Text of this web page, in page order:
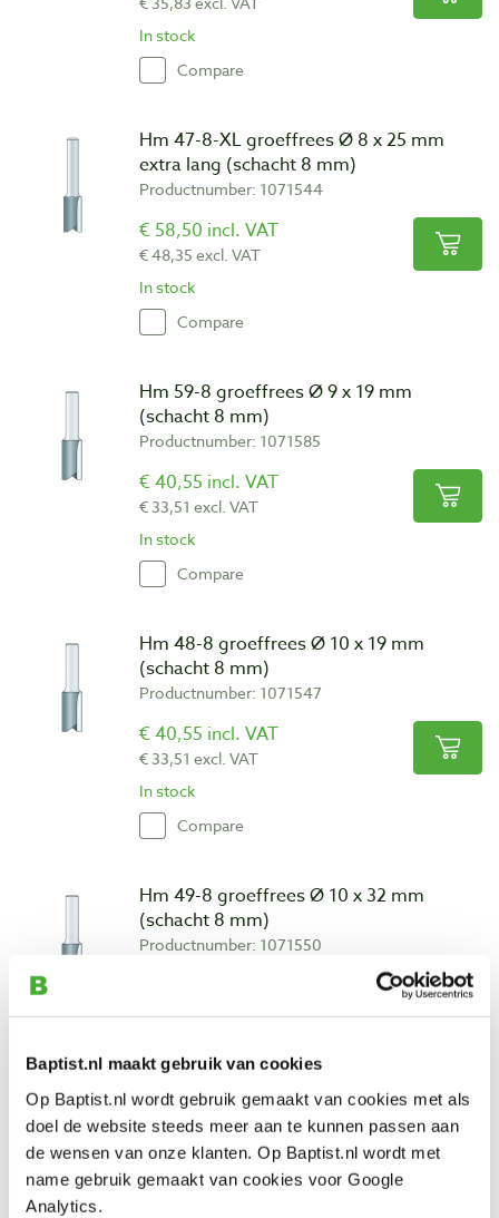
Baptist.nl maakt gebruik van cookies
Op Baptist.nl wordt gebruik gemaakt van cookies met als
doel de website steeds meer aan te kunnen passen aan
de wensen van onze klanten. Op Baptist.nl wordt met
name gebruik gemaakt van cookies voor Google
Analytics.
In stock
Compare
Hm 47-8-XL groeffrees Ø 8 x 25 mm
extra lang (schacht 8 mm)
Productnumber: 1071544
€ 58,50 incl. VAT
€ 48,35 excl. VAT
In stock
Compare
Hm 59-8 groeffrees Ø 9 x 19 mm
(schacht 8 mm)
Productnumber: 1071585
€ 40,55 incl. VAT
€ 33,51 excl. VAT
In stock
Compare
Hm 48-8 groeffrees Ø 10 x 19 mm
(schacht 8 mm)
Productnumber: 1071547
€ 40,55 incl. VAT
€ 33,51 excl. VAT
In stock
Compare
Hm 49-8 groeffrees Ø 10 x 32 mm
(schacht 8 mm)
Productnumber: 1071550
Hm 49-8-XL groeffrees Ø 10 x 32 mm
extra lang (schacht 8 mm)
Productnumber: 1071551